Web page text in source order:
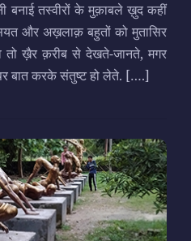
बनाई तस्वीरों के मुक़ाबले ख़ुद कहीं
और अख़लाक़ बहुतों को मुतासिर
तो ख़ैर क़रीब से देखते-जानते, मगर
बात करके संतुष्ट हो लेते. [….]